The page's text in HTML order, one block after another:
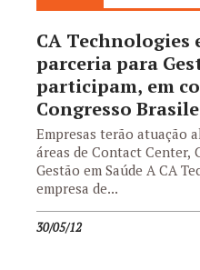
CA Technologies
parceria para
participam, em
Congresso
Empresas terão atuação
áreas de Contact Center,
Gestão em Saúde A CA Technologies (NASDAQ: CA),
empresa de...
30/05/12